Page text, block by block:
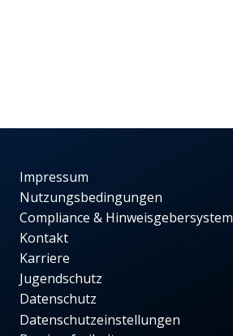
Impressum
Nutzungsbedingungen
Compliance & Hinweisgebersystem
Kontakt
Karriere
Jugendschutz
Datenschutz
Datenschutzeinstellungen